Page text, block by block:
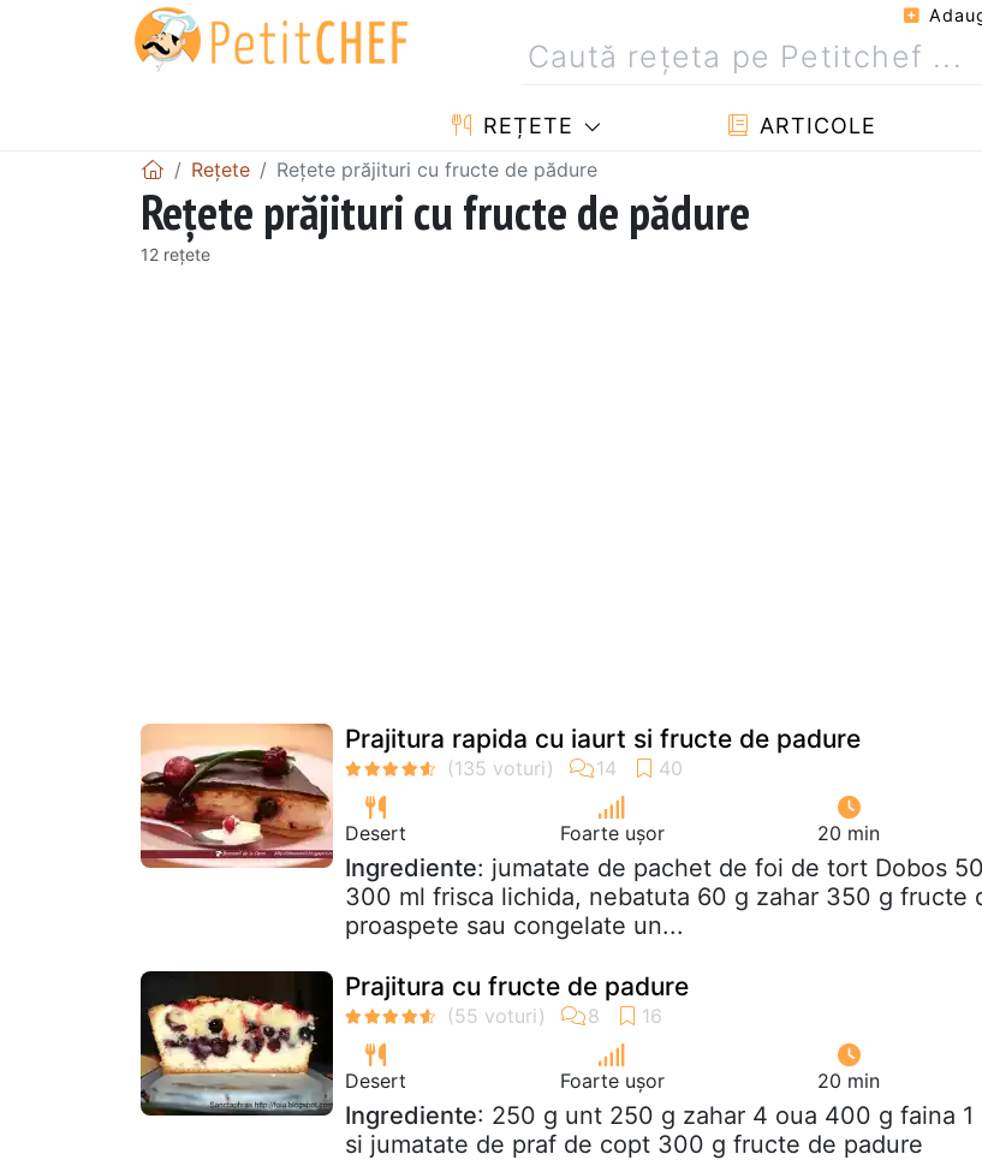
REȚETE ARTICOLE
Rețete Rețete prăjituri cu fructe de pădure
Rețete prăjituri cu fructe de pădure
12 rețete
Prajitura rapida cu iaurt si fructe de padure
Desert Foarte ușor 20 min
Ingrediente: jumatate de pachet de foi de tort Dobos
300 ml frisca lichida, nebatuta 60 g zahar 350 g fructe
proaspete sau congelate un...
Prajitura cu fructe de padure
Desert Foarte ușor 20 min
Ingrediente: 250 g unt 250 g zahar 4 oua 400 g faina 1
si jumatate de praf de copt 300 g fructe de padure